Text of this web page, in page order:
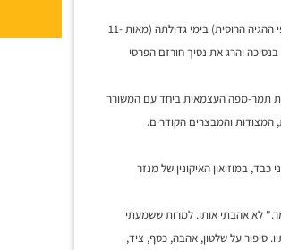
הוא בעיקרא משורר של ספר אחד – עוטה עור נמר מתאר את חייה של גאורגיה (גרוזיה על פי ההגיה הרוסית) בימי גדולתה (מאות 11-
והרג את נסיך חורזם הפרסי
תמר-מפה העצמאית ביחד עם המשורר
המצודות והמבצרים הקודרים.
קובני כבד, במוזיאון האיקונין של מנזר
עור נמר." לא אהבתי אותו. למרות ששמעתי
סיפור על שלטון, אהבה, כסף, ציד,